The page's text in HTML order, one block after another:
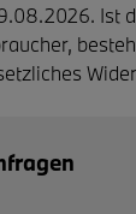
Ist